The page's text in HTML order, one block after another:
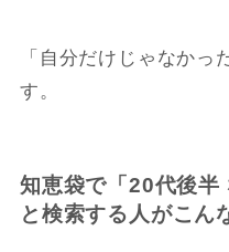
「自分だけじゃなか
す。
知恵袋で「20代後半
と検索する人がこん